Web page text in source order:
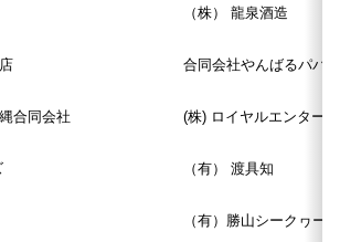
（株） 龍泉酒造
合同会社やんばるパパ
合同会社 (株) ロイヤルエンター
（有） 渡具知
（有）勝山シークヮー